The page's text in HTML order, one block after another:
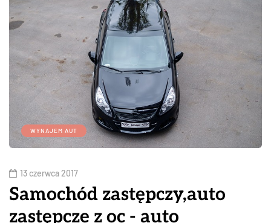
WYNAJEM AUT
13 czerwca 2017
Samochód zastępczy,auto
zastępcze z oc - auto